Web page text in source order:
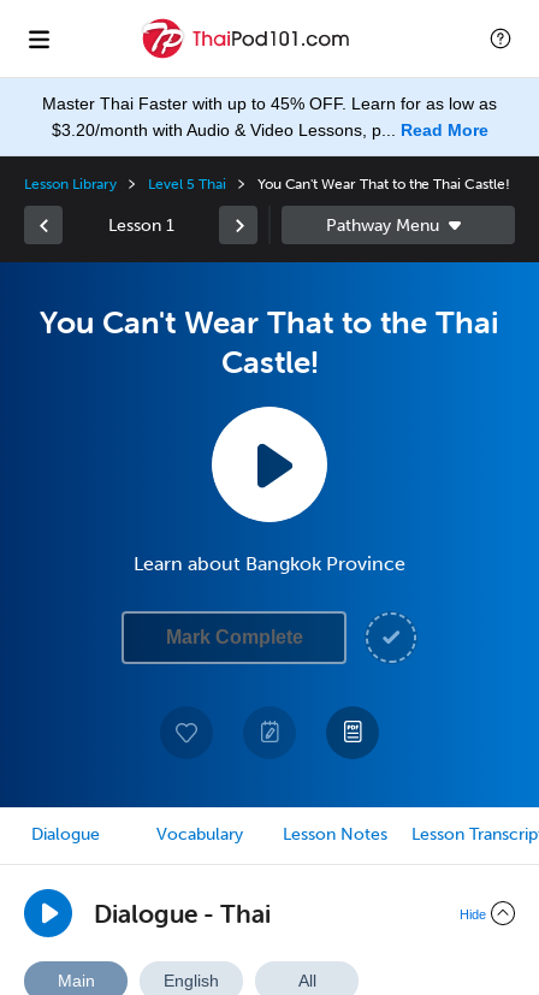
Master Thai Faster with up to 45% OFF. Learn for as low as
$3.20/month with Audio & Video Lessons, p... Read More
Lesson Library Level 5 Thai You Can't Wear That to the Thai Castle!
Lesson 1
You Can't Wear That to the Thai
Castle!
Learn about Bangkok Province
Mark Complete
Dialogue Vocabulary Lesson Notes Lesson
Dialogue - Thai Hide
Main English All